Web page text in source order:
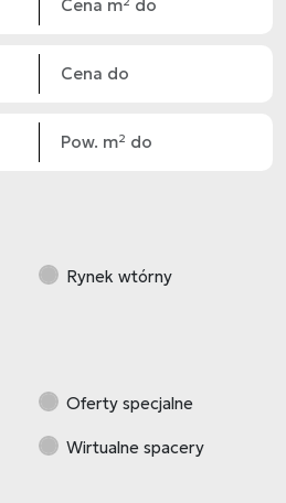
Rynek wtórny
Oferty specjalne
Wirtualne spacery